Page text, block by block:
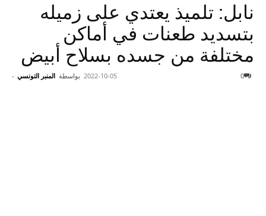
نابل: تلميذ يعتدي على زميله
بتسديد طعنات في أماكن
مختلفة من جسده بسلاح أبيض
بواسطة المنبر التونسي - 2022-10-05 0